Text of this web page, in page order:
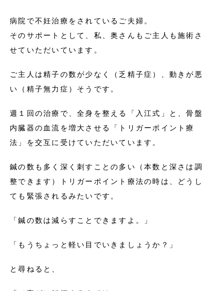
病院で不妊治療をされているご夫婦。
そのサポートとして、私、奥さんもご主人も施術さ
せていただいています。
ご主人は精子の数が少なく（乏精子症）、動きが悪
い（精子無力症）そうです。
週１回の治療で、全身を整える「入江式」と、骨盤
内臓器の血流を増大させる「トリガーポイント療
法」を交互に受けていただいています。
鍼の数も多く深く刺すことの多い（本数と深さは調
整できます）トリガーポイント療法の時は、どうし
ても緊張されるみたいです。
「鍼の数は減らすことできますよ。」
「もうちょっと軽い目でいきましょうか？」
と尋ねると、